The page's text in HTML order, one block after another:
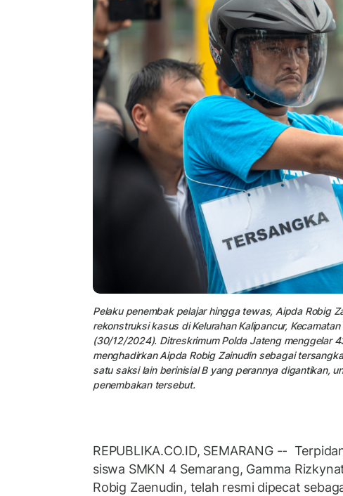
Pelaku penembak pelajar hingga tewas, Aipda Robig
rekonstruksi kasus di Kelurahan Kalipancur,
(30/12/2024). Ditreskrimum Polda Jateng menggelar
menghadirkan Aipda Robig Zainudin sebagai
satu saksi lain berinisial B yang perannya digantikan,
penembakan tersebut.
REPUBLIKA.CO.ID, SEMARANG --
siswa SMKN 4 Semarang, Gamma
Robig Zaenudin, telah resmi dipecat